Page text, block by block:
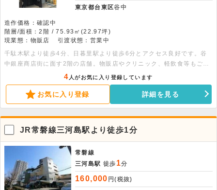
東京都台東区谷中
造作価格：確認中
階層/面積：2階 / 75.93㎡(22.97坪)
現業態：物販店
引渡状態：営業中
千駄木駅より徒歩4分、日暮里駅より徒歩6分とアクセス良好です。谷
中銀座商店街に面す2階の店舗。物販店やクリニック、軽飲食等もご相
談可能です。詳細についてはお問い合わせください。
4 人がお気に入り登録しています
お気に入り登録 詳細を見る
JR常磐線三河島駅より徒歩1分
常磐線
三河島駅 徒歩 1分
160,000 円(税抜)